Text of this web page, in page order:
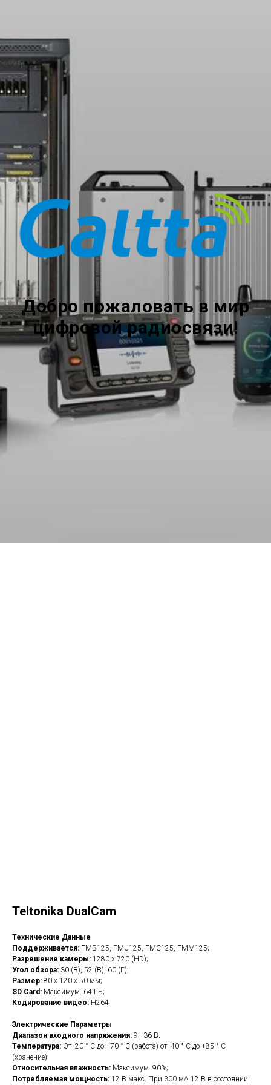
Добро пожаловать в мир
цифровой радиосвязи!
Teltonika DualCam
Технические Данные
Поддерживается: FMB125, FMU125, FMC125, FMM125;
Разрешение камеры: 1280 x 720 (HD);
Угол обзора: 30 (В), 52 (В), 60 (Г);
Размер: 80 х 120 х 50 мм;
SD Card: Максимум. 64 ГБ;
Кодирование видео: H264
Электрические Параметры
Диапазон входного напряжения: 9 - 36 В;
Температура: От -20 ° C до +70 ° C (работа) от -40 ° C до +85 ° C
(хранение);
Относительная влажность: Максимум. 90%;
Потребляемая мощность: 12 В макс. При 300 мА 12 В в состоянии